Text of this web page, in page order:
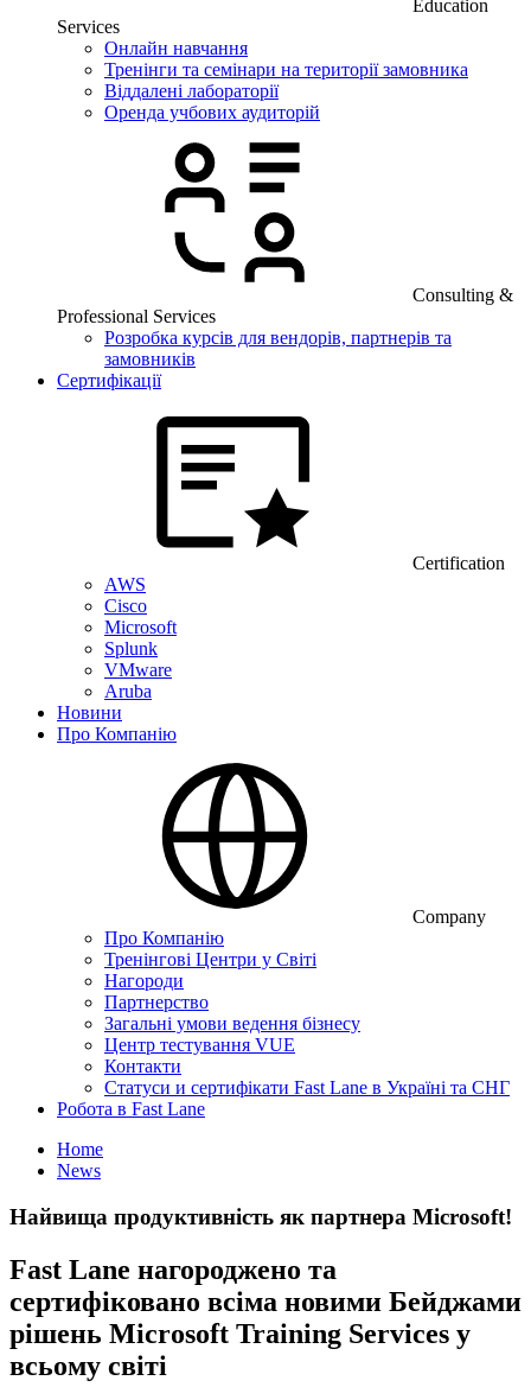
Education
Services
Онлайн навчання
Тренінги та семінари на території замовника
Віддалені лабораторії
Оренда учбових аудиторій
Consulting &
Professional Services
Розробка курсів для вендорів, партнерів та
замовників
Сертифікації
Certification
AWS
Cisco
Microsoft
Splunk
VMware
Aruba
Новини
Про Компанію
Company
Про Компанію
Тренінгові Центри у Світі
Нагороди
Партнерство
Загальні умови ведення бізнесу
Центр тестування VUE
Контакти
Статуси и сертифікати Fast Lane в Україні та СНГ
Робота в Fast Lane
Home
News
Найвища продуктивність як партнера Microsoft!
Fast Lane нагороджено та
сертифіковано всіма новими Бейджами
рішень Microsoft Training Services у
всьому світі